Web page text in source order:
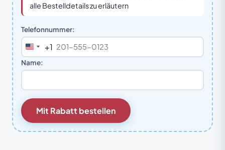
alle Bestelldetails zu erläutern
Telefonnummer:
United
States
+1
Name:
Mit Rabatt bestellen